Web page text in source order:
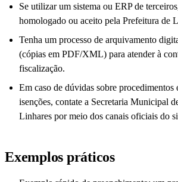
Se utilizar um sistema ou ERP de
homologado ou aceito pela Prefeitura de
Tenha um processo de arquivamento
(cópias em PDF/XML) para atender à
fiscalização.
Em caso de dúvidas sobre procedimentos
isenções, contate a Secretaria Municipal
Linhares por meio dos canais oficiais do
Exemplos práticos